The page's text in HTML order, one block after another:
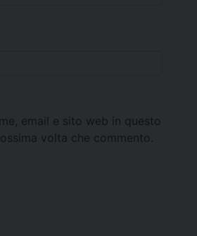
email e sito web in questo
volta che commento.